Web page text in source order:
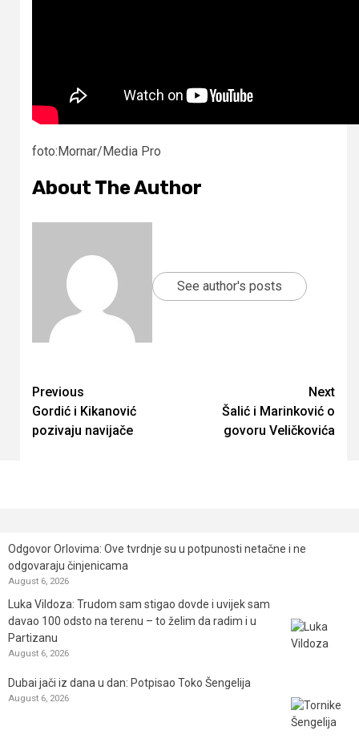
foto:Mornar/Media Pro
About The Author
See author's posts
Continue
Reading
Previous
Gordić i Kikanović
pozivaju navijače
Next
Šalić i Marinković o
govoru Veličkovića
Odgovor Orlovima: ​Ove tvrdnje su u potpunosti netačne i ne
odgovaraju činjenicama
August 6, 2026
Luka Vildoza: Trudom sam stigao dovde i uvijek sam
davao 100 odsto na terenu – to želim da radim i u
Partizanu
August 6, 2026
Dubai jači iz dana u dan: Potpisao Toko Šengelija
August 6, 2026